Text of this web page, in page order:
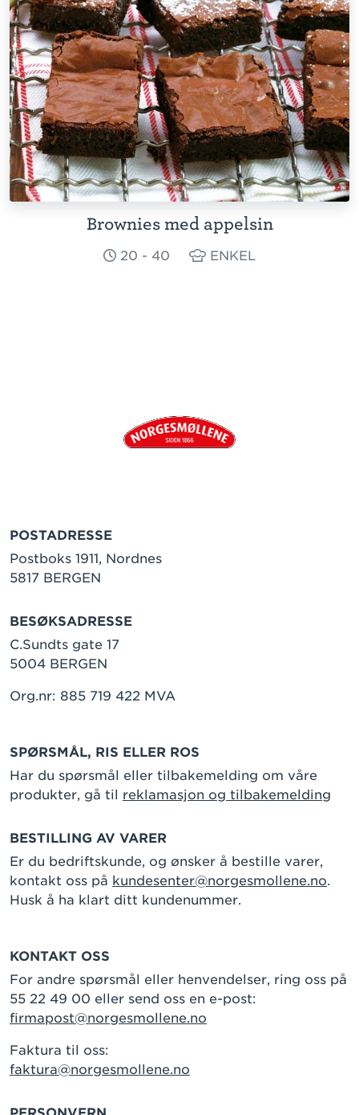
Brownies med appelsin
20 - 40 ENKEL
POSTADRESSE
Postboks 1911, Nordnes
5817 BERGEN
BESØKSADRESSE
C.Sundts gate 17
5004 BERGEN
Org.nr: 885 719 422 MVA
SPØRSMÅL, RIS ELLER ROS
Har du spørsmål eller tilbakemelding om våre
produkter, gå til reklamasjon og tilbakemelding
BESTILLING AV VARER
Er du bedriftskunde, og ønsker å bestille varer,
kontakt oss på kundesenter@norgesmollene.no.
Husk å ha klart ditt kundenummer.
KONTAKT OSS
For andre spørsmål eller henvendelser, ring oss på
55 22 49 00 eller send oss en e-post:
firmapost@norgesmollene.no
Faktura til oss:
faktura@norgesmollene.no